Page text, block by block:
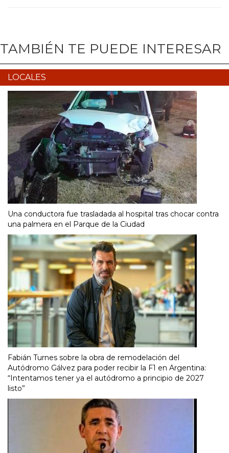
TAMBIÉN TE PUEDE INTERESAR
LOCALES
Una conductora fue trasladada al hospital tras chocar contra
una palmera en el Parque de la Ciudad
Fabián Turnes sobre la obra de remodelación del
Autódromo Gálvez para poder recibir la F1 en Argentina:
“Intentamos tener ya el autódromo a principio de 2027
listo”